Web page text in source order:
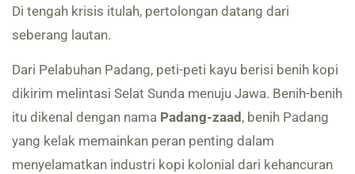
Di tengah krisis itulah, pertolongan datang dari
seberang lautan.
Dari Pelabuhan Padang, peti-peti kayu berisi benih kopi
dikirim melintasi Selat Sunda menuju Jawa. Benih-benih
itu dikenal dengan nama Padang-zaad , benih Padang
yang kelak memainkan peran penting dalam
menyelamatkan industri kopi kolonial dari kehancuran